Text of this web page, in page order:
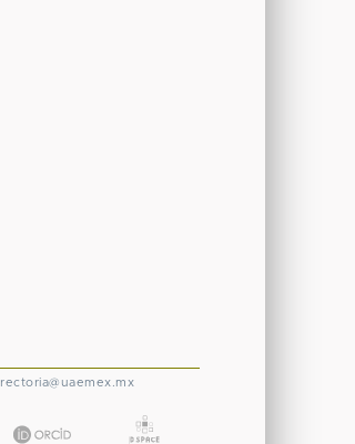
rectoria@uaemex.mx